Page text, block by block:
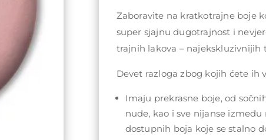
Zaboravite na kratkotrajne boje
super sjajnu dugotrajnost i
trajnih lakova – najekskluzivnijih
Devet razloga zbog kojih ćete ih
Imaju prekrasne boje, od
nude, kao i sve nijanse
dostupnih boja koje se stalno